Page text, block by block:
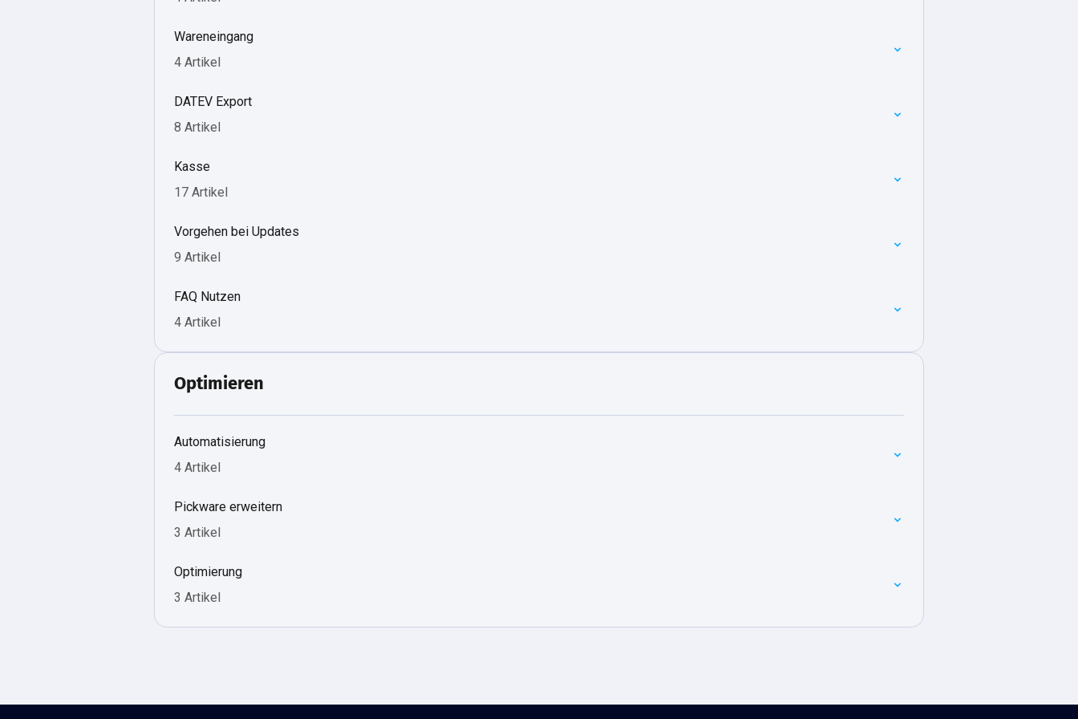
Wareneingang
4 Artikel
DATEV Export
8 Artikel
Kasse
17 Artikel
Vorgehen bei Updates
9 Artikel
FAQ Nutzen
4 Artikel
Optimieren
Automatisierung
4 Artikel
Pickware erweitern
3 Artikel
Optimierung
3 Artikel